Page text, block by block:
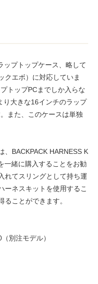
ップトップケース、略して
クエボ）に対応していま
トップPCまでしか入らな
り大きな16インチのラップ
また、このケースは単独
、BACKPACK HARNESS K
一緒に購入することをお勧
れてスリングとして持ち運
ーネスキットを使用するこ
ることができます。
別注モデル）